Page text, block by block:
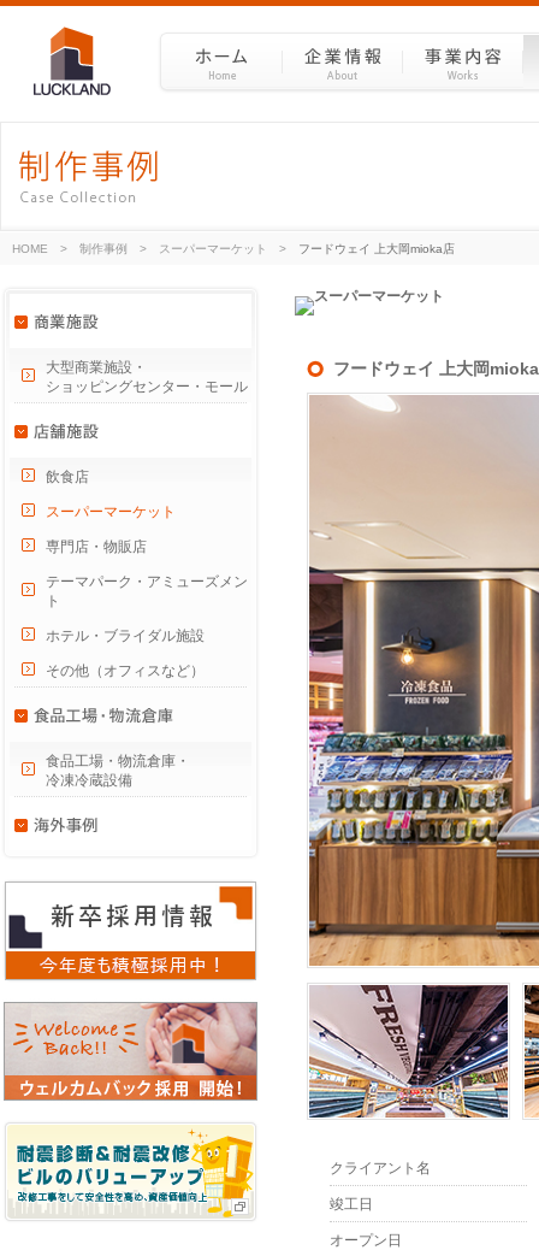
HOME > 制作事例 > スーパーマーケット > フードウェイ 上大岡mioka店
フードウェイ 上大岡
クライアント名
竣工日
オープン日
大型商業施設・
ショッピングセンター・モール
飲食店
スーパーマーケット
専門店・物販店
テーマパーク・アミューズメン
ト
ホテル・ブライダル施設
その他（オフィスなど）
食品工場・物流倉庫・
冷凍冷蔵設備